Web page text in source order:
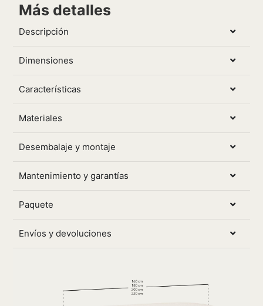
Más detalles
Descripción
Dimensiones
Características
Materiales
Desembalaje y montaje
Mantenimiento y garantías
Paquete
Envíos y devoluciones